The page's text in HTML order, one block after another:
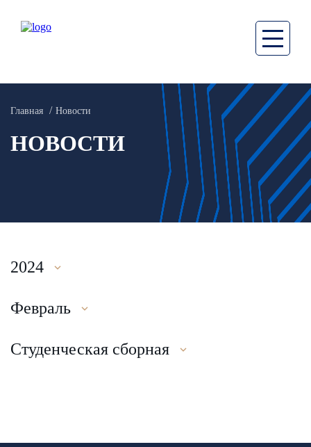
Главная Новости
НОВОСТИ
2024
Февраль
Студенческая сборная